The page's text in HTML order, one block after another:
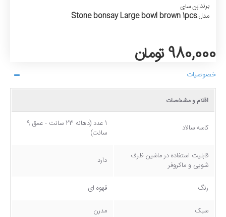
برند:بن سای
مدل:Stone bonsay Large bowl brown 1pcs
980,000 تومان
خصوصیات
اقلام و مشخصات
کاسه سالاد
1 عدد (دهانه 23 سانت - عمق 9
سانت)
قابلیت استفاده در ماشین ظرف
شویی و ماکروفر
دارد
رنگ قهوه ای
سبک مدرن